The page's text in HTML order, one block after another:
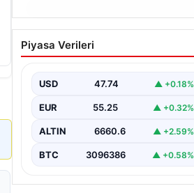
06.08.2026
Dumanlar ilçeyi kapladı:
Bursa’da tamirhanede
Piyasa Verileri
USD 47.74 ▲ +0.18%
EUR 55.25 ▲ +0.32%
ALTIN 6660.6 ▲ +2.59%
BTC 3096386 ▲ +0.58%